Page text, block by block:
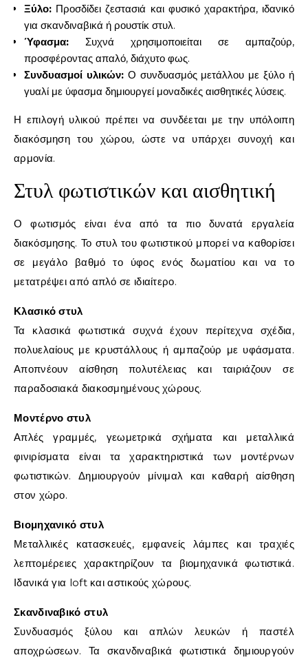
Ξύλο: Προσδίδει ζεστασιά και φυσικό χαρακτήρα, ιδανικό
για σκανδιναβικά ή ρουστίκ στυλ.
Ύφασμα: Συχνά χρησιμοποιείται σε αμπαζούρ,
προσφέροντας απαλό, διάχυτο φως.
Συνδυασμοί υλικών:Ο συνδυασμός μετάλλου με ξύλο ή
γυαλί με ύφασμα δημιουργεί μοναδικές αισθητικές λύσεις.
Η επιλογή υλικού πρέπει να συνδέεται με την υπόλοιπη
διακόσμηση του χώρου, ώστε να υπάρχει συνοχή και
αρμονία.
Στυλ φωτιστικών και αισθητική
Ο φωτισμός είναι ένα από τα πιο δυνατά εργαλεία
διακόσμησης. Το στυλ του φωτιστικού μπορεί να καθορίσει
σε μεγάλο βαθμό το ύφος ενός δωματίου και να το
μετατρέψει από απλό σε ιδιαίτερο.
Κλασικό στυλ
Τα κλασικά φωτιστικά συχνά έχουν περίτεχνα σχέδια,
πολυελαίους με κρυστάλλους ή αμπαζούρ με υφάσματα.
Αποπνέουν αίσθηση πολυτέλειας και ταιριάζουν σε
παραδοσιακά διακοσμημένους χώρους.
Μοντέρνο στυλ
Απλές γραμμές, γεωμετρικά σχήματα και μεταλλικά
φινιρίσματα είναι τα χαρακτηριστικά των μοντέρνων
φωτιστικών. Δημιουργούν μίνιμαλ και καθαρή αίσθηση
στον χώρο.
Βιομηχανικό στυλ
Μεταλλικές κατασκευές, εμφανείς λάμπες και τραχιές
λεπτομέρειες χαρακτηρίζουν τα βιομηχανικά φωτιστικά.
Ιδανικά για loft και αστικούς χώρους.
Σκανδιναβικό στυλ
Συνδυασμός ξύλου και απλών λευκών ή παστέλ
αποχρώσεων. Τα σκανδιναβικά φωτιστικά δημιουργούν